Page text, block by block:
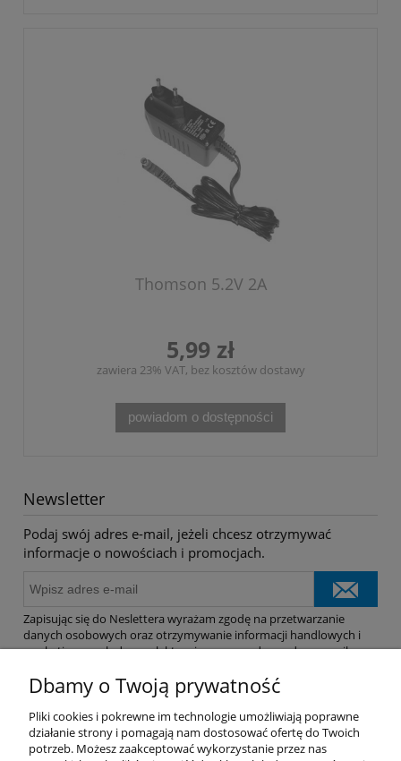
Thomson 5.2V 2A
5,99 zł
zawiera 23% VAT, bez kosztów dostawy
powiadom o dostępności
Newsletter
Podaj swój adres e-mail, jeżeli chcesz otrzymywać
informacje o nowościach i promocjach.
Zapisując się do Neslettera wyrażam zgodę na przetwarzanie
danych osobowych oraz otrzymywanie informacji handlowych i
marketingowych drogą elektroniczną na podany adres e-mail.
Pomoc
Dostawa
Dbamy o Twoją prywatność
Pliki cookies i pokrewne im technologie umożliwiają poprawne
działanie strony i pomagają nam dostosować ofertę do Twoich
potrzeb. Możesz zaakceptować wykorzystanie przez nas